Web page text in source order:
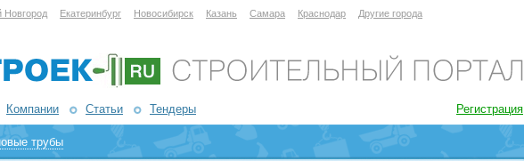
Новгород Екатеринбург Новосибирск Казань Самара Краснодар Другие города
Компании Статьи Тендеры Регистрация
трубы